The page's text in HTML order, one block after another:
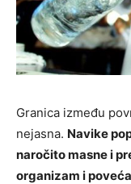
Granica između
nejasna. Navike
naročito masne i
organizam i